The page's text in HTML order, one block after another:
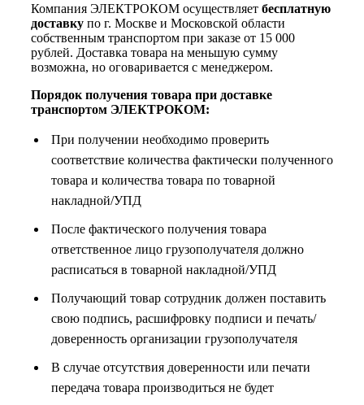
Компания ЭЛЕКТРОКОМ осуществляет бесплатную
доставку по г. Москве и Московской области
собственным транспортом при заказе от 15 000
рублей. Доставка товара на меньшую сумму
возможна, но оговаривается с менеджером.
Порядок получения товара при доставке
транспортом ЭЛЕКТРОКОМ:
При получении необходимо проверить
соответствие количества фактически полученного
товара и количества товара по товарной
накладной/УПД
После фактического получения товара
ответственное лицо грузополучателя должно
расписаться в товарной накладной/УПД
Получающий товар сотрудник должен поставить
свою подпись, расшифровку подписи и печать/
доверенность организации грузополучателя
В случае отсутствия доверенности или печати
передача товара производиться не будет